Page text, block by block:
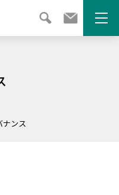
メニ
ナンス